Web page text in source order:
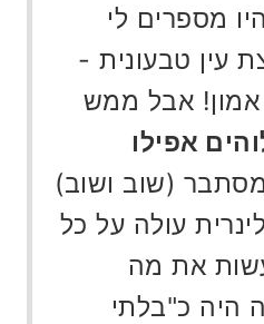
שנים היו מספרים לי
עין טבעונית -
אמון! אבל ממש
אפילו
(שוב ושוב)
עולה על כל
את מה
היה כ"בלתי